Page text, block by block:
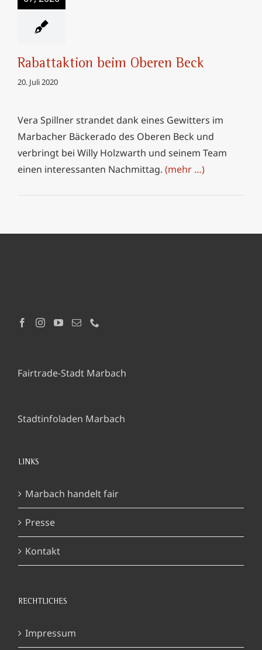
Rabattaktion beim Oberen Beck
20. Juli 2020
Vera Spillner strandet dank eines Gewitters im
Marbacher Bäckerado des Oberen Beck und
verbringt bei Willy Holzwarth und seinem Team
einen interessanten Nachmittag. (mehr …)
Fairtrade-Stadt Marbach
Stadtinfoladen Marbach
LINKS
Marbach handelt fair
Presse
Kontakt
RECHTLICHES
Impressum